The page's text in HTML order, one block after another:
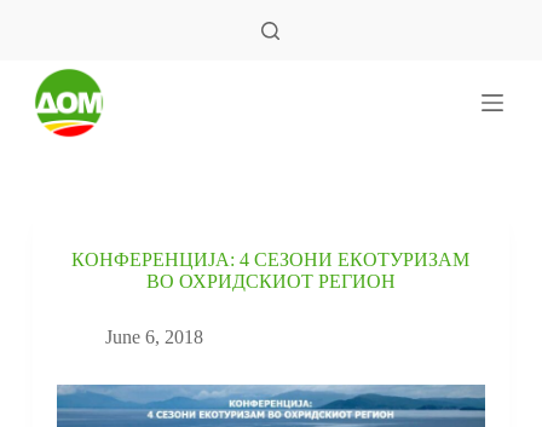
КОНФЕРЕНЦИЈА: 4 СЕЗОНИ ЕКОТУРИЗАМ
ВО ОХРИДСКИОТ РЕГИОН
June 6, 2018